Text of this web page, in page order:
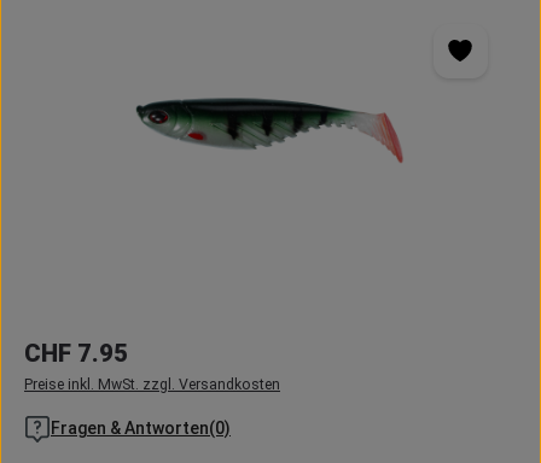
Regulärer Preis:
CHF 7.95
Preise inkl. MwSt. zzgl. Versandkosten
Fragen & Antworten(0)